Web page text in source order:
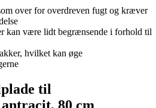
over for overdreven fugt og kræver
kan være lidt begrænsende i forhold til
hvilket kan øge
til
80 cm